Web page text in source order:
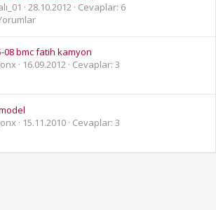
28.10.2012 Cevaplar: 6
08 bmc fatih kamyon
16.09.2012 Cevaplar: 3
15.11.2010 Cevaplar: 3